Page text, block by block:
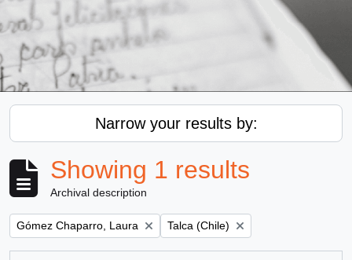
Narrow your results by:
Showing 1 results
Archival description
Remove filter:
Gómez Chaparro, Laura Remove filter:
Talca (Chile)